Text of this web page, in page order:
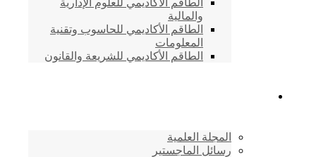
الطاقم الأكاديمي للعلوم الإدارية
والمالية
الطاقم الأكاديمي للحاسوب وتقنية
المعلومات
الطاقم الأكاديمي للشريعة والقانون
المجلة العلمية
رسائل الماجستير